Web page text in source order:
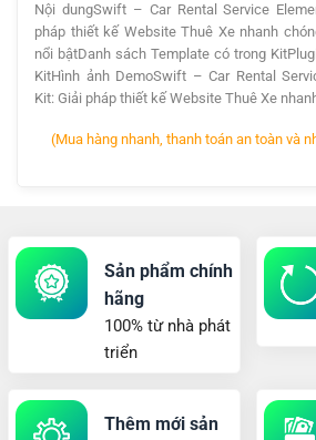
Nội dungSwift – Car Rental Service
pháp thiết kế Website Thuê Xe nhanh
nổi bậtDanh sách Template có trong
KitHình ảnh DemoSwift – Car Rental
Kit: Giải pháp thiết kế Website Thuê Xe
(Mua hàng nhanh, thanh toán an toàn và
Sản phẩm chính
hãng
100% từ nhà phát
triển
Thêm mới sản